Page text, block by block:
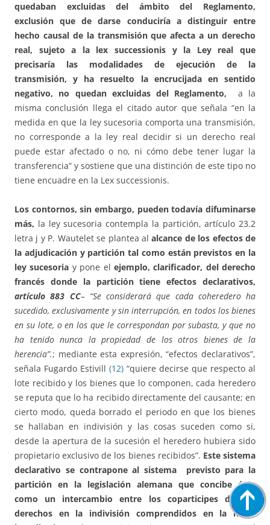
quedaban excluidas del ámbito del Reglamento,
exclusión que de darse conduciría a distinguir entre
hecho causal de la transmisión que afecta a un derecho
real, sujeto a la lex successionis y la Ley real que
precisaría las modalidades de ejecución de la
transmisión, y ha resuelto la encrucijada en sentido
negativo, no quedan excluidas del Reglamento,
a la
misma conclusión llega el citado autor que señala “en la
medida en que la ley sucesoria comporta una transmisión,
no corresponde a la ley real decidir si un derecho real
puede estar afectado o no, ni cómo debe tener lugar la
transferencia” y sostiene que una distinción de este tipo no
tiene encuadre en la Lex successionis.
Los contornos, sin embargo, pueden todavía difuminarse
más, la ley sucesoria contempla la partición, artículo 23.2
letra j y P. Wautelet se plantea alalcance de los efectos de
la adjudicación y partición tal como están previstos en la
ley sucesoria y pone el ejemplo, clarificador, del derecho
francés donde la partición tiene efectos declarativos,
artículo 883 CC– “Se considerará que cada coheredero ha
sucedido, exclusivamente y sin interrupción, en todos los bienes
en su lote, o en los que le correspondan por subasta, y que no
ha tenido nunca la propiedad de los otros bienes de la
herencia”.; mediante esta expresión, “efectos declarativos”,
señala Fugardo Estivill (12) “quiere decirse que respecto al
lote recibido y los bienes que lo componen, cada heredero
se reputa que lo ha recibido directamente del causante; en
cierto modo, queda borrado el periodo en que los bienes
se hallaban en indivisión y las cosas suceden como si,
desde la apertura de la sucesión el heredero hubiera sido
propietario exclusivo de los bienes recibidos”. Este sistema
declarativo se contrapone al sistema previsto para la
partición en la legislación alemana que concibe ésta
como un intercambio entre los coparticipes de sus
derechos en la indivisión comprendidos en la masa